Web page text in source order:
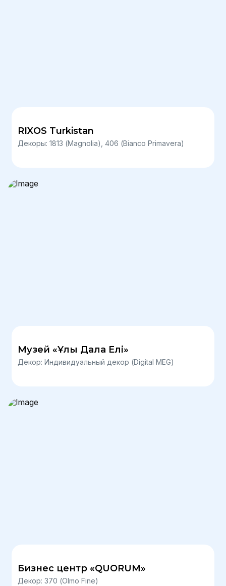
RIXOS Turkistan
Декоры: 1813 (Magnolia), 406 (Bianco Primavera)
Музей «Ұлы Дала Елі»
Декор: Индивидуальный декор (Digital MEG)
Бизнес центр «QUORUM»
Декор: 370 (Olmo Fine)